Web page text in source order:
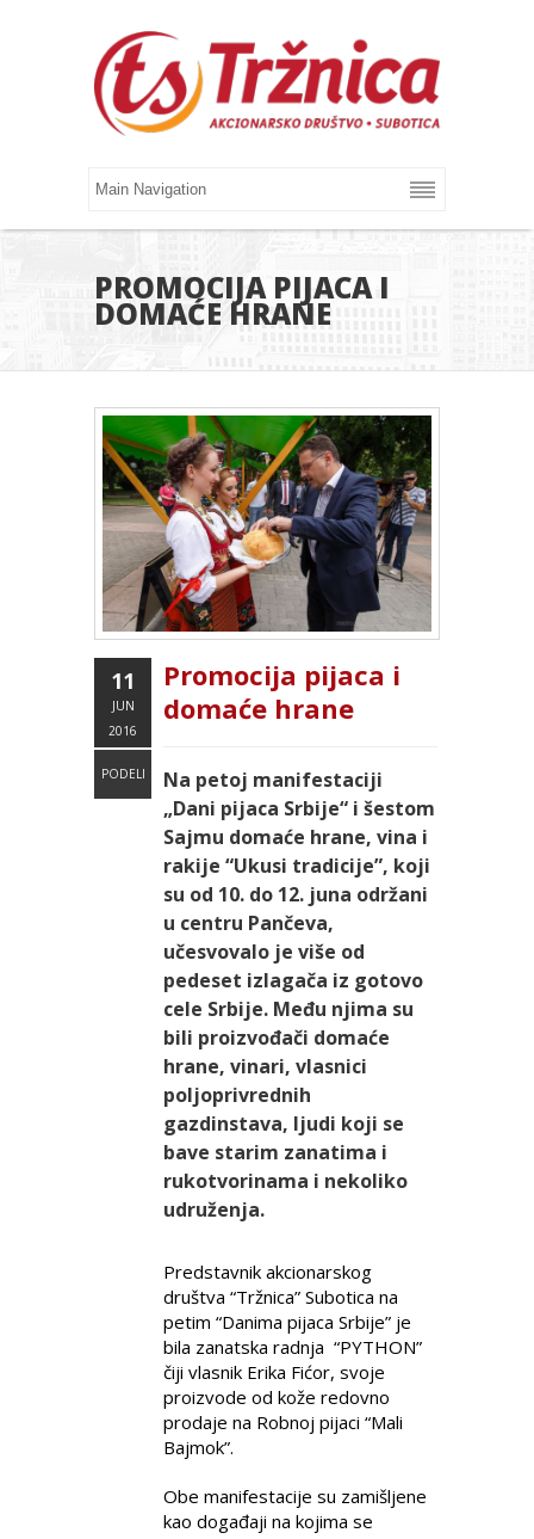
PROMOCIJA PIJACA I
DOMAĆE HRANE
11
JUN
2016
PODELI
Promocija pijaca i
domaće hrane
Na petoj manifestaciji
„Dani pijaca Srbije“ i šestom
Sajmu domaće hrane, vina i
rakije “Ukusi tradicije”, koji
su od 10. do 12. juna održani
u centru Pančeva,
učesvovalo je više od
pedeset izlagača iz gotovo
cele Srbije. Među njima su
bili proizvođači domaće
hrane, vinari, vlasnici
poljoprivrednih
gazdinstava, ljudi koji se
bave starim zanatima i
rukotvorinama i nekoliko
udruženja.
Predstavnik akcionarskog
društva “Tržnica” Subotica na
petim “Danima pijaca Srbije” je
bila zanatska radnja “PYTHON”
čiji vlasnik Erika Fićor, svoje
proizvode od kože redovno
prodaje na Robnoj pijaci “Mali
Bajmok”.
Obe manifestacije su zamišljene
kao događaji na kojima se